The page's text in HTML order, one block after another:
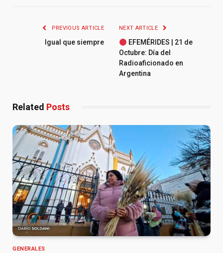
PREVIOUS ARTICLE
Igual que siempre
NEXT ARTICLE
EFEMÉRIDES | 21 de
Octubre: Día del
Radioaficionado en
Argentina
Related Posts
GENERALES